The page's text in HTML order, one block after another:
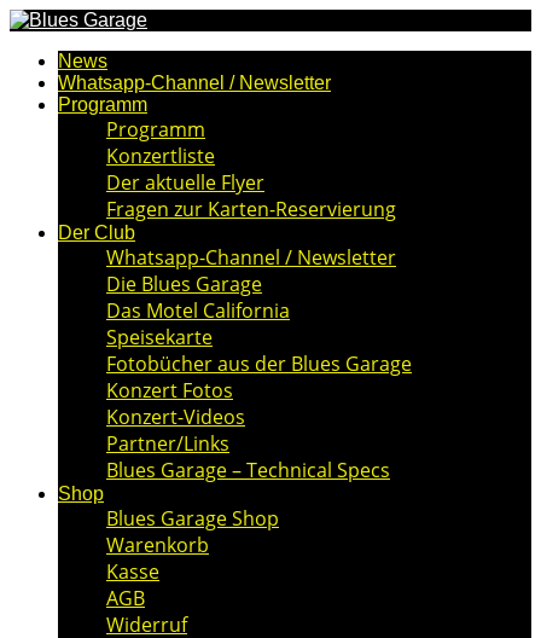
News
Whatsapp-Channel / Newsletter
Programm
Programm
Konzertliste
Der aktuelle Flyer
Fragen zur Karten-Reservierung
Der Club
Whatsapp-Channel / Newsletter
Die Blues Garage
Das Motel California
Speisekarte
Fotobücher aus der Blues Garage
Konzert Fotos
Konzert-Videos
Partner/Links
Blues Garage – Technical Specs
Shop
Blues Garage Shop
Warenkorb
Kasse
AGB
Widerruf